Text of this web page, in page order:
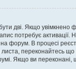
дві. Якщо увімкнено
потребує
форум. В процесі
переконайтесь
Якщо ви